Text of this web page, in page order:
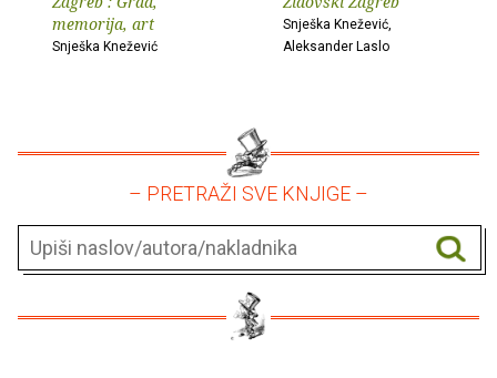
memorija, art
Snješka Knežević
Snješka Knežević,
Aleksander Laslo
– PRETRAŽI SVE KNJIGE –